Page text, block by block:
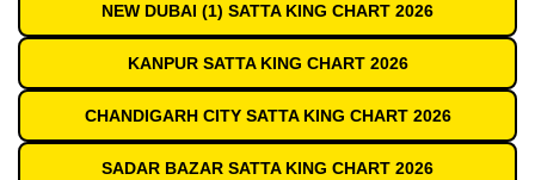
NEW DUBAI (1) SATTA KING CHART 2026
KANPUR SATTA KING CHART 2026
CHANDIGARH CITY SATTA KING CHART 2026
SADAR BAZAR SATTA KING CHART 2026